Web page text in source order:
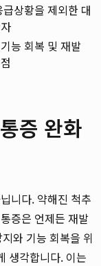
상황을 제외한 대
능 회복 및 재발
증 완화
니다. 약해진 척추
증은 언제든 재발
와 기능 회복을 위
생각합니다. 이는